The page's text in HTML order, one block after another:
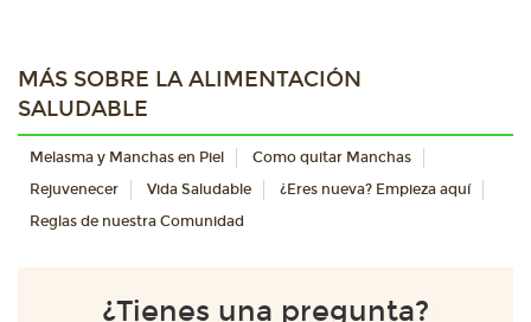
MÁS SOBRE LA ALIMENTACIÓN
SALUDABLE
Melasma y Manchas en Piel
Como quitar Manchas
Rejuvenecer
Vida Saludable
¿Eres nueva? Empieza aquí
Reglas de nuestra Comunidad
¿Tienes una pregunta?